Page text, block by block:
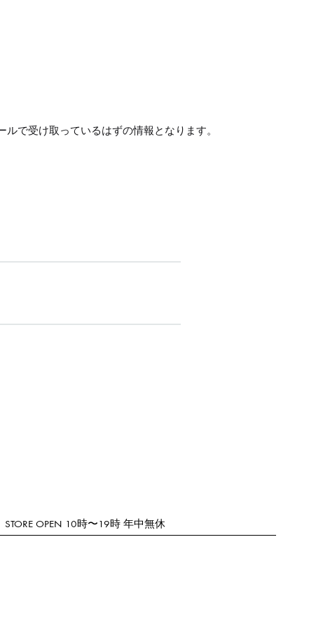
で受け取っているはずの情報となります。
STORE OPEN 10時〜19時 年中無休